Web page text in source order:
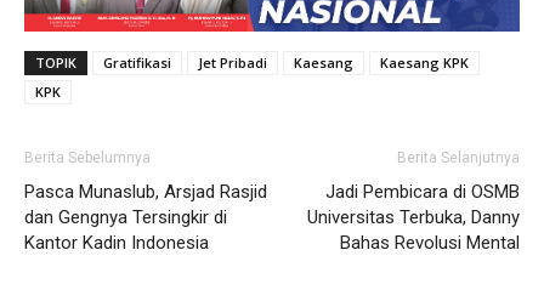
TOPIK Gratifikasi Jet Pribadi Kaesang
Kaesang KPK
KPK
Berita Sebelumnya
Pasca Munaslub, Arsjad Rasjid
dan Gengnya Tersingkir di
Kantor Kadin Indonesia
Berita Selanjutnya
Jadi Pembicara di OSMB
Universitas Terbuka, Danny
Bahas Revolusi Mental